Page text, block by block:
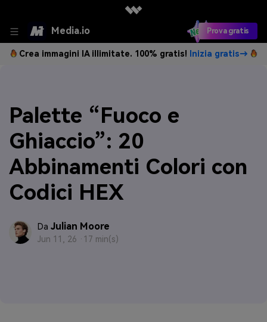
Media.io Prova gratis
Crea immagini IA illimitate. 100% gratis! Inizia gratis→
Palette “Fuoco e
Ghiaccio”: 20
Abbinamenti Colori con
Codici HEX
Da Julian Moore
Jun 11, 26 · 17 min(s)